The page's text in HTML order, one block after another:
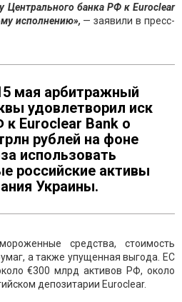
Центрального банка РФ к Euroclear
исполнению», — заявили в пресс-
мая арбитражный
удовлетворил иск
Euroclear Bank о
рублей на фоне
использовать
российские активы
Украины.
средства, стоимость
а также упущенная выгода. ЕС
€300 млрд активов РФ, около
депозитарии Euroclear.